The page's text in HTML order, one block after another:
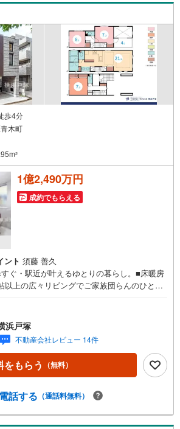
歩4分
木町
2
1億2,490万円
成約でもらえる
ント 須藤 善久
ぐ・駅近が叶えるゆとりの暮らし。■床暖房
以上の広々リビングでご家族団らんのひと時
し。■納戸やリネン庫など機能的な収納が実現
らしの動線。＝＝＝＝＝＝＝＝＝＝＝＝＝＝
【東宝ハウス横浜戸塚】提携銀行 じぶん銀行
％保証団信＋全疾病保障付き＝＝＝＝＝＝
＝＝＝＝＝＝＝＝○現地見学会（事前に必ずお
ださい）毎日、ご見学・ご相談が可能です。
ご来社等ご相談下さい。○FPによるライフプ
ンのご相談など。○キッズスペースもご用意し
浜戸塚
不動産会社レビュー 14件
をもらう （無料）
電話する （通話料無料）